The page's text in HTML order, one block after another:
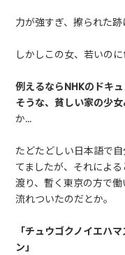
力が強すぎ、擦られた
しかしこの女、若いの
例えるならNHKのドキ
そうな、貧しい家の少
か…
たどたどしい日本語で
てましたが、それによ
渡り、暫く東京の方で
流れついたのだとか。
「チュウゴクノイエハ
ン」